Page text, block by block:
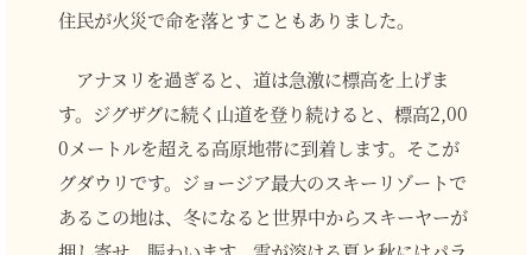
住民が火災で命を落とすこともありました。
アナヌリを過ぎると、道は急激に標高を上げま
す。ジグザグに続く山道を登り続けると、標高2,00
0メートルを超える高原地帯に到着します。そこが
グダウリです。ジョージア最大のスキーリゾートで
あるこの地は、冬になると世界中からスキーヤーが